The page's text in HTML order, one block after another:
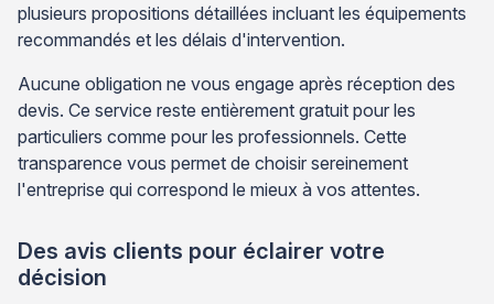
plusieurs propositions détaillées incluant les équipements
recommandés et les délais d'intervention.
Aucune obligation ne vous engage après réception des
devis. Ce service reste entièrement gratuit pour les
particuliers comme pour les professionnels. Cette
transparence vous permet de choisir sereinement
l'entreprise qui correspond le mieux à vos attentes.
Des avis clients pour éclairer votre
décision